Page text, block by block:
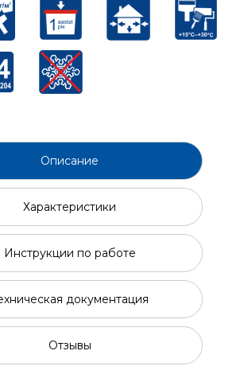
Описание
Характеристики
Инструкции по работе
документация
Отзывы